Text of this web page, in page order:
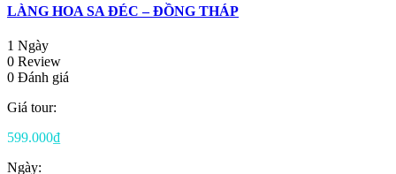
LÀNG HOA SA ĐÉC – ĐỒNG THÁP
1 Ngày
0 Review
0 Đánh giá
Giá tour:
599.000₫
Ngày: